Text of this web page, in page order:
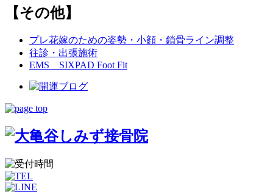
【その他】
プレ花嫁のための姿勢・小顔・鎖骨ライン調整
往診・出張施術
EMS SIXPAD Foot Fit